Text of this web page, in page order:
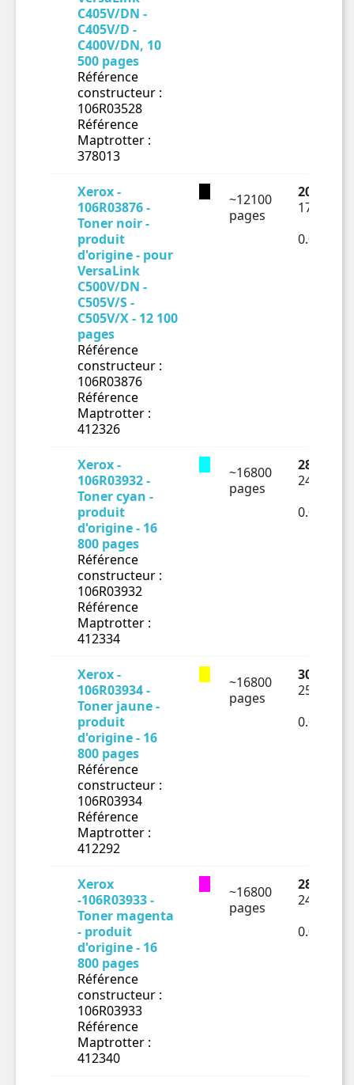
C405V/DN -
C405V/D -
C400V/DN, 10
500 pages
Référence
constructeur :
106R03528
Référence
Maptrotter :
378013
Xerox -
106R03876 -
Toner noir -
produit
d'origine - pour
VersaLink
C500V/DN -
C505V/S -
C505V/X - 12 100
pages
Référence
constructeur :
106R03876
Référence
Maptrotter :
412326
~12100
pages
209.54 €
174.62 €
Xerox -
106R03932 -
Toner cyan -
produit
d'origine - 16
800 pages
Référence
constructeur :
106R03932
Référence
Maptrotter :
412334
~16800
pages
288.41 €
240.34 €
Xerox -
106R03934 -
Toner jaune -
produit
d'origine - 16
800 pages
Référence
constructeur :
106R03934
Référence
Maptrotter :
412292
~16800
pages
308.58 €
257.15 €
Xerox
-106R03933 -
Toner magenta
- produit
d'origine - 16
800 pages
Référence
constructeur :
106R03933
Référence
Maptrotter :
412340
~16800
pages
288.41 €
240.34 €